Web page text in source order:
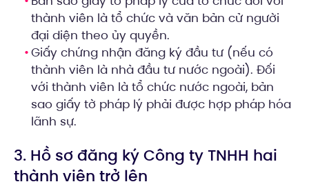
thành viên là tổ chức và văn bản cử người
đại diện theo ủy quyền.
Giấy chứng nhận đăng ký đầu tư (nếu có
thành viên là nhà đầu tư nước ngoài). Đối
với thành viên là tổ chức nước ngoài, bản
sao giấy tờ pháp lý phải được hợp pháp hóa
lãnh sự.
3. Hồ sơ đăng ký Công ty TNHH hai
thành viên trở lên